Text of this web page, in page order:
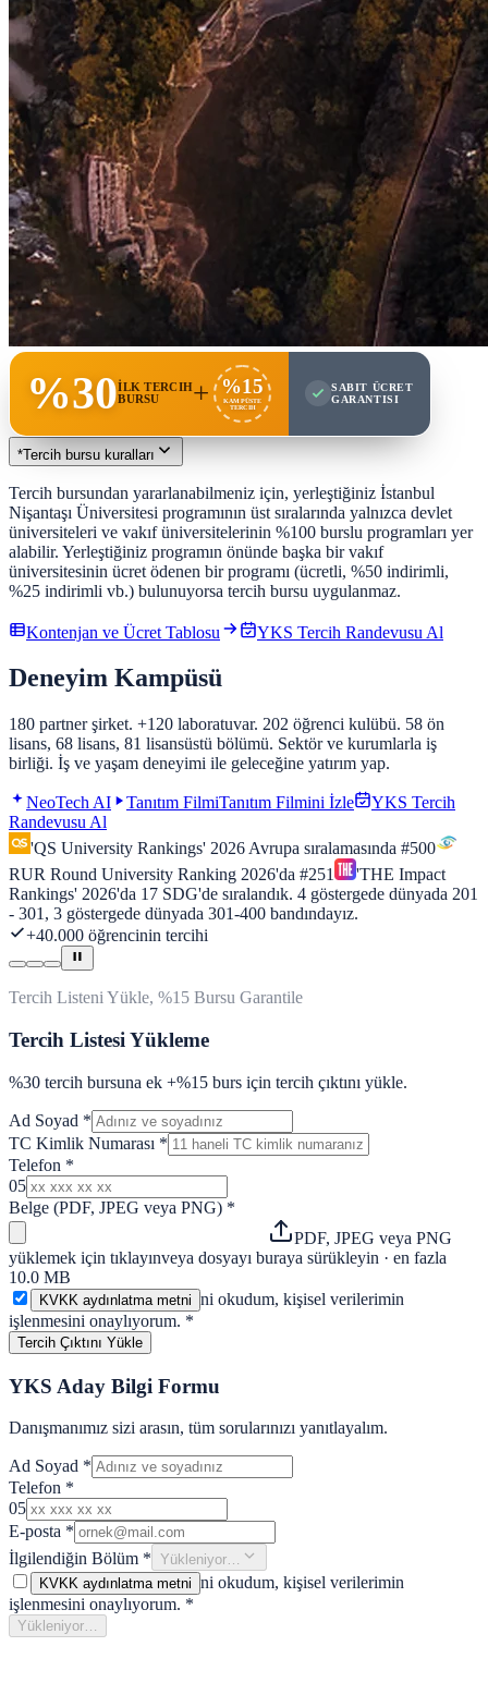
%30İLK TERCIH
BURSU
+ %15
KAMPÜSTE
TERCIH
SABIT ÜCRET
GARANTISI
*Tercih bursu kuralları
Tercih bursundan yararlanabilmeniz için, yerleştiğiniz İstanbul
Nişantaşı Üniversitesi programının üst sıralarında yalnızca devlet
üniversiteleri ve vakıf üniversitelerinin %100 burslu programları yer
alabilir. Yerleştiğiniz programın önünde başka bir vakıf
üniversitesinin ücret ödenen bir programı (ücretli, %50 indirimli,
%25 indirimli vb.) bulunuyorsa tercih bursu uygulanmaz.
Kontenjan ve Ücret Tablosu YKS Tercih Randevusu Al
Deneyim Kampüsü
180 partner şirket. +120 laboratuvar. 202 öğrenci kulübü. 58 ön
lisans, 68 lisans, 81 lisansüstü bölümü. Sektör ve kurumlarla iş
birliği. İş ve yaşam deneyimi ile geleceğine yatırım yap.
NeoTech AI Tanıtım FilmiTanıtım Filmini İzle
YKS Tercih
Randevusu Al
'QS University Rankings' 2026 Avrupa sıralamasında #500
RUR Round University Ranking 2026'da #251
'THE Impact
Rankings' 2026'da 17 SDG'de sıralandık. 4 göstergede dünyada 201
- 301 , 3 göstergede dünyada 301-400 bandındayız.
+40.000 öğrencinin tercihi
Tercih Listeni Yükle, %15 Bursu Garantile
Tercih Listesi Yükleme
%30 tercih bursuna ek +%15 burs için tercih çıktını yükle.
Ad Soyad *
TC Kimlik Numarası *
Telefon *
05
Belge (PDF, JPEG veya PNG) *
PDF, JPEG veya PNG
yüklemek için tıklayınveya dosyayı buraya sürükleyin · en fazla
10.0 MB
KVKK aydınlatma metni ni okudum, kişisel verilerimin
işlenmesini onaylıyorum. *
Tercih Çıktını Yükle
YKS Aday Bilgi Formu
Danışmanımız sizi arasın, tüm sorularınızı yanıtlayalım.
Ad Soyad *
Telefon *
05
E-posta *
İlgilendiğin Bölüm * Yükleniyor…
KVKK aydınlatma metni ni okudum, kişisel verilerimin
işlenmesini onaylıyorum. *
Yükleniyor…